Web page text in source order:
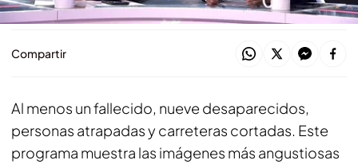
Compartir
Al menos un fallecido, nueve desaparecidos,
personas atrapadas y carreteras cortadas. Este
programa muestra las imágenes más angustiosas